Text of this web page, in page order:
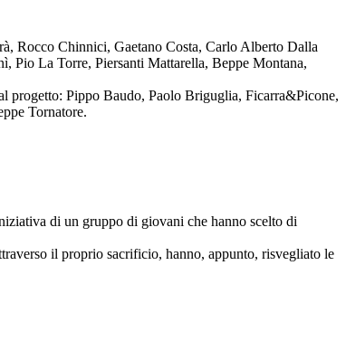
Rocco Chinnici, Gaetano Costa, Carlo Alberto Dalla
Pio La Torre, Piersanti Mattarella, Beppe Montana,
progetto: Pippo Baudo, Paolo Briguglia, Ficarra&Picone,
Tornatore.
di un gruppo di giovani che hanno scelto di
il proprio sacrificio, hanno, appunto, risvegliato le